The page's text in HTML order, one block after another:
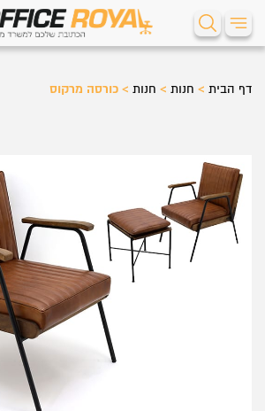
דף הבית > חנות > חנות > כורסה מרקוס